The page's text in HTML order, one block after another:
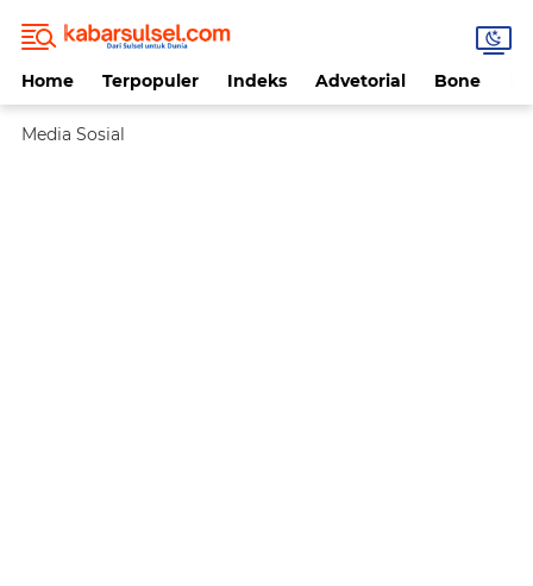
Home Terpopuler Indeks Advetorial Bone
Media Sosial